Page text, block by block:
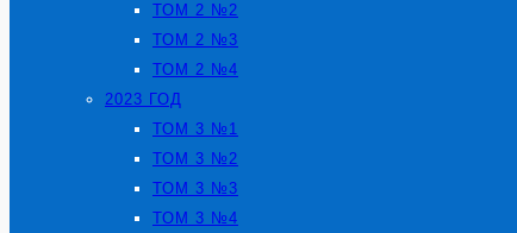
ТОМ 2 №2
ТОМ 2 №3
ТОМ 2 №4
2023 ГОД
ТОМ 3 №1
ТОМ 3 №2
ТОМ 3 №3
ТОМ 3 №4